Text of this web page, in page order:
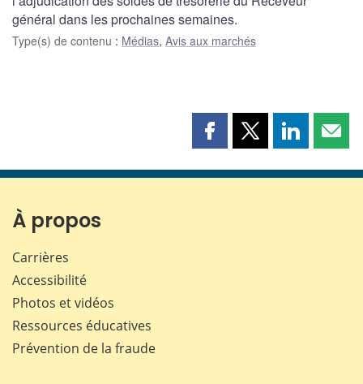
général dans les prochaines semaines.
Type(s) de contenu : Médias, Avis aux marchés
Partager
page
Partager
page
Partager
page page
À propos
Carrières
Accessibilité
Photos et vidéos
Ressources éducatives
Prévention de la fraude